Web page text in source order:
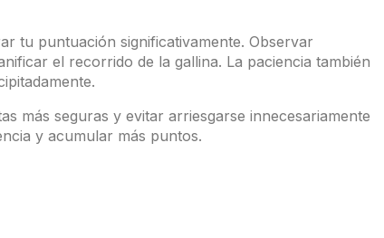
tu puntuación significativamente. Observar
el recorrido de la gallina. La paciencia también
más seguras y evitar arriesgarse innecesariamente
y acumular más puntos.